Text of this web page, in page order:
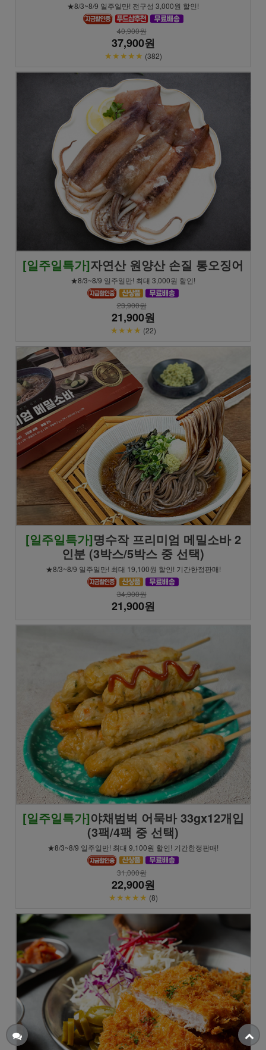
★8/3~8/9 일주일만! 전구성 3,000원 할인!
40,900원
37,900원
★★★★★ (382)
[일주일특가]자연산 원양산 손질 통오징어
★8/3~8/9 일주일만! 최대 3,000원 할인!
23,900원
21,900원
★★★★ (22)
[일주일특가]명수작 프리미엄 메밀소바 2
인분 (3박스/5박스 중 선택)
★8/3~8/9 일주일만! 최대 19,100원 할인! 기간한정판매!
34,900원
21,900원
[일주일특가]야채범벅 어묵바 33gx12개입
(3팩/4팩 중 선택)
★8/3~8/9 일주일만! 최대 9,100원 할인! 기간한정판매!
31,000원
22,900원
★★★★★ (8)